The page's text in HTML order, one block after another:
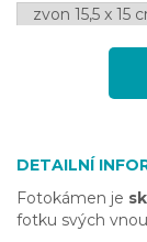
DETAILNÍ
Fotokámen je
fotku svých